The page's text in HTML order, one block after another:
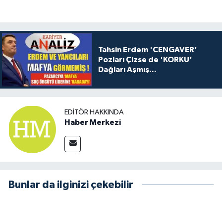
Tahsin Erdem 'CENGAVER'
Pozları Çizse de 'KORKU'
Dağları Aşmış...
EDITÖR HAKKINDA
Haber Merkezi
Bunlar da ilginizi çekebilir